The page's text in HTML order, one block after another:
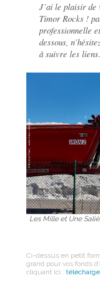
J’ai le plaisir de
Timor Rocks !
professionnelle
dessous,
à suivre les
Les Mille et Une
Ci-dessus en petit
grand pour vos fonds
cliquant ici :